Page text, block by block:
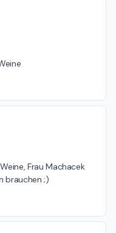
Frau Machacek
brauchen ;)